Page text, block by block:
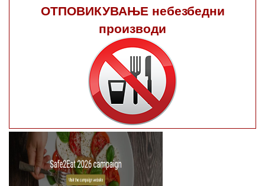
ОТПОВИКУВАЊЕ небезбедни
производи